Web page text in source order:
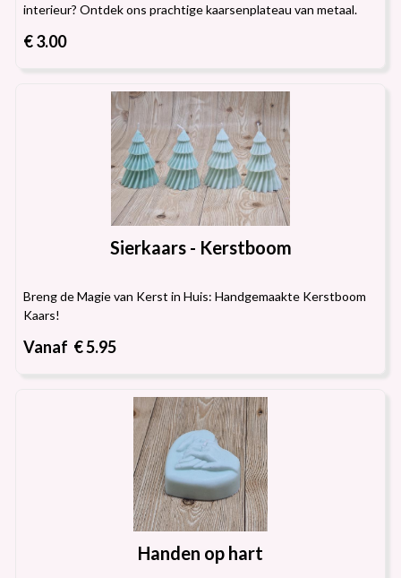
interieur? Ontdek ons prachtige kaarsenplateau van metaal.
€ 3.00
Sierkaars - Kerstboom
Breng de Magie van Kerst in Huis: Handgemaakte Kerstboom
Kaars!
Vanaf € 5.95
Handen op hart